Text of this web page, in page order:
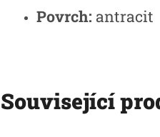
Povrch: antracit
Související